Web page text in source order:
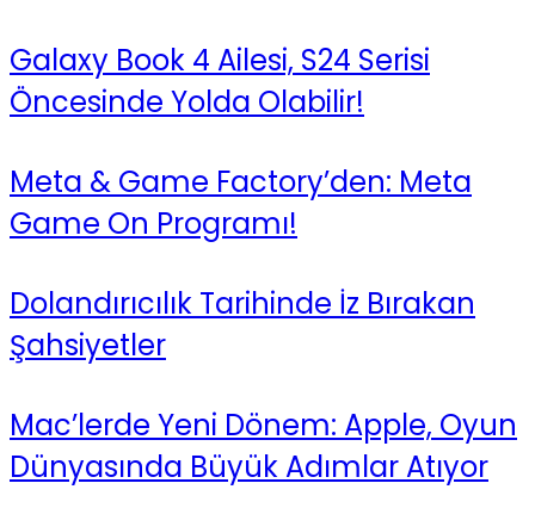
Galaxy Book 4 Ailesi, S24 Serisi
Öncesinde Yolda Olabilir!
Meta & Game Factory’den: Meta
Game On Programı!
Dolandırıcılık Tarihinde İz Bırakan
Şahsiyetler
Mac’lerde Yeni Dönem: Apple, Oyun
Dünyasında Büyük Adımlar Atıyor